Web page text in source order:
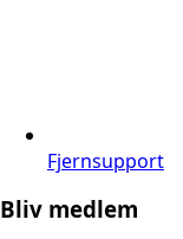
Fjernsupport
Bliv medlem